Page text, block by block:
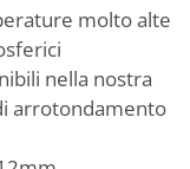
molto alte
nella nostra
arrotondamento